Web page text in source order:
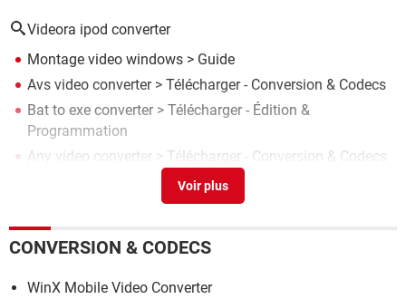
Videora ipod converter
Montage video windows > Guide
Avs video converter> Télécharger - Conversion & Codecs
Bat to exe converter > Télécharger - Édition &
Programmation
Any video converter > Télécharger - Conversion & Codecs
Freemake video converter> Télécharger - Conversion &
CONVERSION & CODECS
WinX Mobile Video Converter